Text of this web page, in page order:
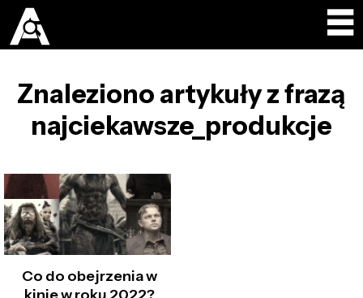
Znaleziono artykuły z frazą
najciekawsze_produkcje
Co do obejrzenia w